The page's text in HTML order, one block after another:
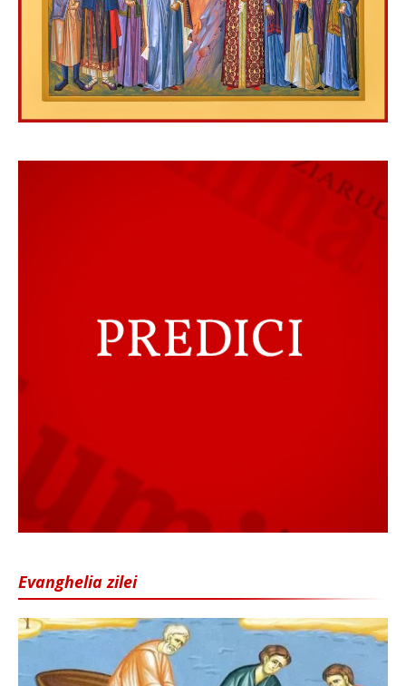
Evanghelia zilei